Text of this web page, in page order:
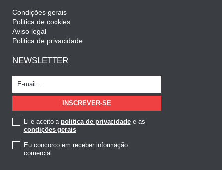
Condições gerais
Politica de cookies
Aviso legal
Politica de privacidade
NEWSLETTER
Li e aceito a politica de privacidadee as
condições gerais
Eu concordo em receber informação
comercial